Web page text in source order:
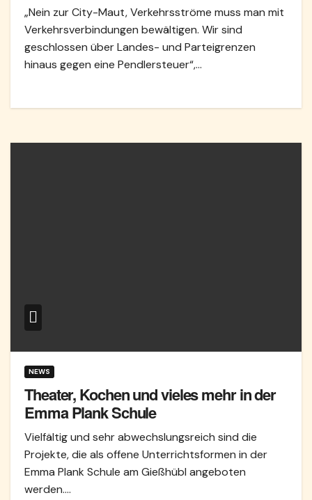
„Nein zur City-Maut, Verkehrsströme muss man mit
Verkehrsverbindungen bewältigen. Wir sind
geschlossen über Landes- und Parteigrenzen
hinaus gegen eine Pendlersteuer“,…
NEWS
Theater, Kochen und vieles mehr in der
Emma Plank Schule
Vielfältig und sehr abwechslungsreich sind die
Projekte, die als offene Unterrichtsformen in der
Emma Plank Schule am Gießhübl angeboten
werden.…